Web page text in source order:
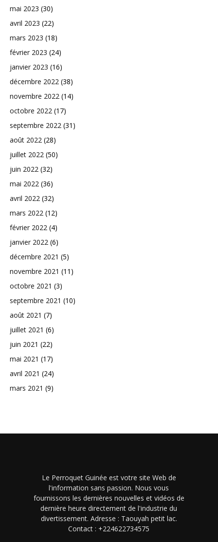
mai 2023 (30)
avril 2023 (22)
mars 2023 (18)
février 2023 (24)
janvier 2023 (16)
décembre 2022 (38)
novembre 2022 (14)
octobre 2022 (17)
septembre 2022 (31)
août 2022 (28)
juillet 2022 (50)
juin 2022 (32)
mai 2022 (36)
avril 2022 (32)
mars 2022 (12)
février 2022 (4)
janvier 2022 (6)
décembre 2021 (5)
novembre 2021 (11)
octobre 2021 (3)
septembre 2021 (10)
août 2021 (7)
juillet 2021 (6)
juin 2021 (22)
mai 2021 (17)
avril 2021 (24)
mars 2021 (9)
Le Perroquet Guinée est votre site Web de
l'information sans passion. Nous vous
fournissons les dernières nouvelles et vidéos de
dernière heure directement de l'industrie du
divertissement. Adresse : Taouyah petit lac.
Contact : +224622734575